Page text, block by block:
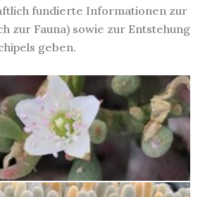
fundierte Informationen zur
zur Fauna) sowie zur Entstehung
geben.